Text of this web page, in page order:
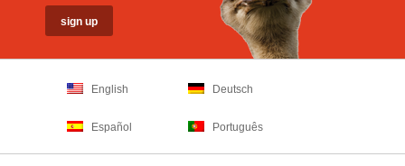
English Deutsch
Español Português